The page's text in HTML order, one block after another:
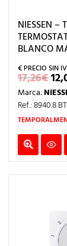
NIESSEN –
BLANCO
17,26€EL
ERA:
Marca:
Ref.: 8940.8 BT